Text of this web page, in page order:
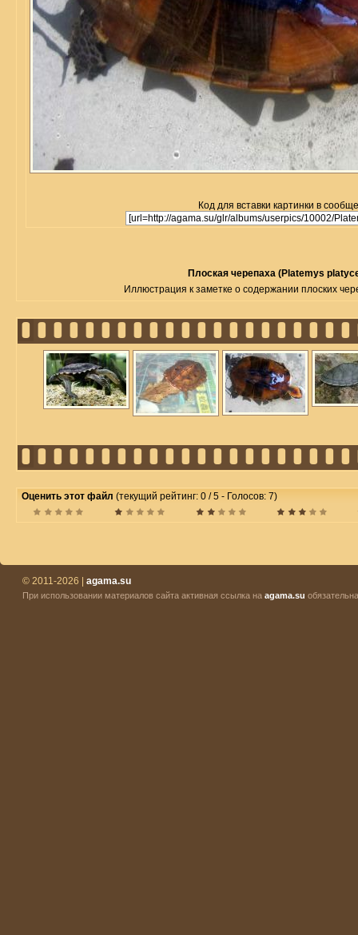
Код для вставки картинки в
Плоская черепаха (Platemys
Иллюстрация к заметке о содержании плоских
Оценить этот файл (текущий рейтинг: 0 / 5 - Голосов: 7)
© 2011-2026 | agama.su
При использовании материалов сайта активная ссылка на agama.su